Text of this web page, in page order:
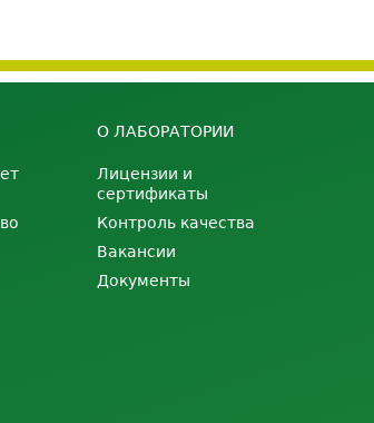
О ЛАБОРАТОРИИ
Лицензии и
сертификаты
Контроль качества
Вакансии
Документы